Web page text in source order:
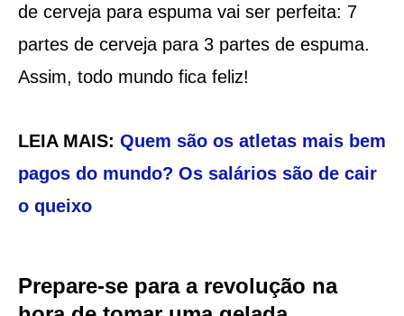
de cerveja para espuma vai ser perfeita: 7
partes de cerveja para 3 partes de espuma.
Assim, todo mundo fica feliz!
LEIA MAIS: Quem são os atletas mais bem
pagos do mundo? Os salários são de cair
o queixo
Prepare-se para a revolução na